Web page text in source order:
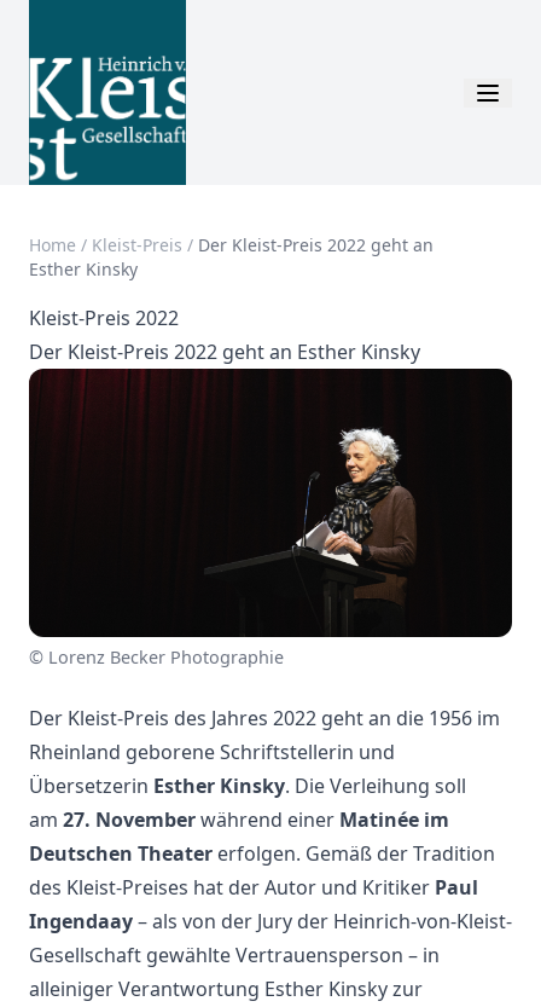
Home / Kleist-Preis / Der Kleist-Preis 2022 geht an
Esther Kinsky
Kleist-Preis 2022
Der Kleist-Preis 2022 geht an Esther Kinsky
© Lorenz Becker Photographie
Der Kleist-Preis des Jahres 2022 geht an die 1956 im
Rheinland geborene Schriftstellerin und
Übersetzerin Esther Kinsky. Die Verleihung soll
am 27. Novemberwährend einer Matinée im
Deutschen Theater erfolgen. Gemäß der Tradition
des Kleist-Preises hat der Autor und Kritiker Paul
Ingendaay– als von der Jury der Heinrich-von-Kleist-
Gesellschaft gewählte Vertrauensperson – in
alleiniger Verantwortung Esther Kinsky zur